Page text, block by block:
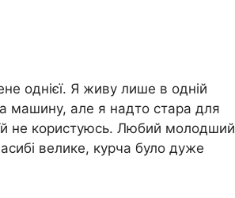
однієї. Я живу лише в одній
машину, але я надто стара для
не користуюсь. Любий молодший
велике, курча було дуже